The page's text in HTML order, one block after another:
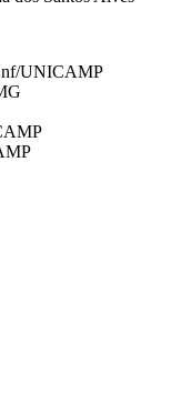
UNICAMP